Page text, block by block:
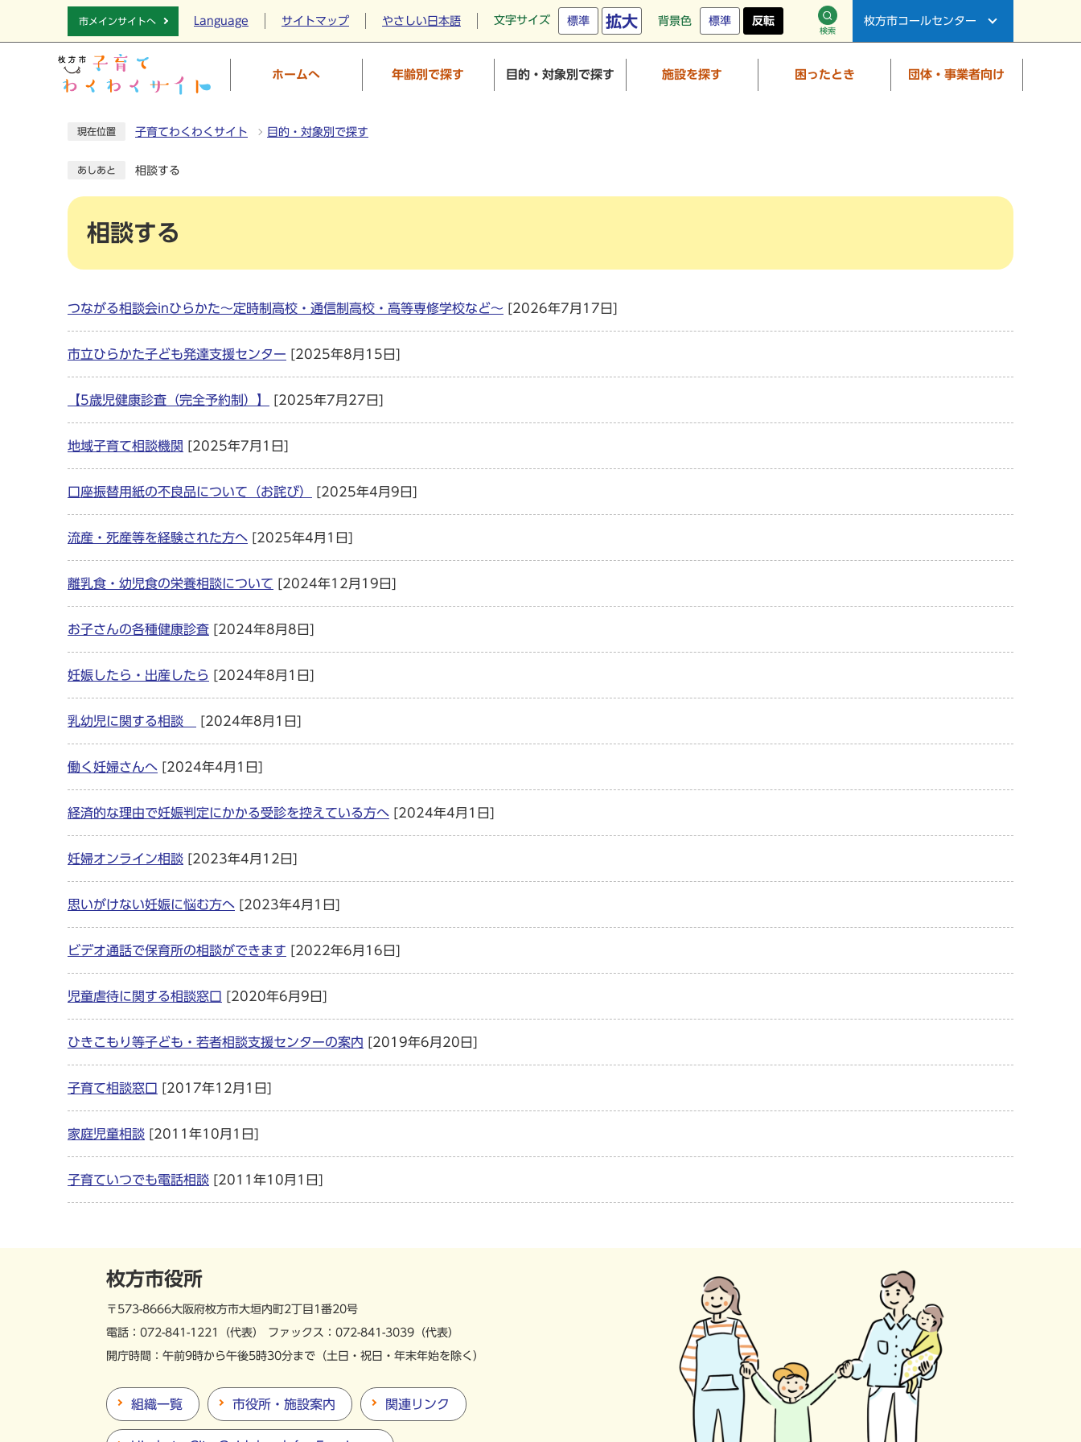
市メインサイトへ Language サイトマップ やさしい日本語 文字サイズ 標準 拡大 背景色 標準 反転
検索
枚方市コールセンター
ホームへ 年齢別で探す 目的・対象別で探す 施設を探す 困ったとき 団体・事業者向け
現在位置 子育てわくわくサイト 目的・対象別で探す
あしあと 相談する
相談する
つながる相談会inひらかた～定時制高校・通信制高校・高等専修学校など～ [2026年7月17日]
市立ひらかた子ども発達支援センター [2025年8月15日]
【5歳児健康診査（完全予約制）】 [2025年7月27日]
地域子育て相談機関 [2025年7月1日]
口座振替用紙の不良品について（お詫び） [2025年4月9日]
流産・死産等を経験された方へ [2025年4月1日]
離乳食・幼児食の栄養相談について [2024年12月19日]
お子さんの各種健康診査 [2024年8月8日]
妊娠したら・出産したら [2024年8月1日]
乳幼児に関する相談 [2024年8月1日]
働く妊婦さんへ [2024年4月1日]
経済的な理由で妊娠判定にかかる受診を控えている方へ [2024年4月1日]
妊婦オンライン相談 [2023年4月12日]
思いがけない妊娠に悩む方へ [2023年4月1日]
ビデオ通話で保育所の相談ができます [2022年6月16日]
児童虐待に関する相談窓口 [2020年6月9日]
ひきこもり等子ども・若者相談支援センターの案内 [2019年6月20日]
子育て相談窓口 [2017年12月1日]
家庭児童相談 [2011年10月1日]
子育ていつでも電話相談 [2011年10月1日]
枚方市役所
〒573-8666大阪府枚方市大垣内町2丁目1番20号
電話： 072-841-1221 （代表） ファックス：072-841-3039（代表）
開庁時間：午前9時から午後5時30分まで （土日・祝日・年末年始を除く）
組織一覧 市役所・施設案内 関連リンク